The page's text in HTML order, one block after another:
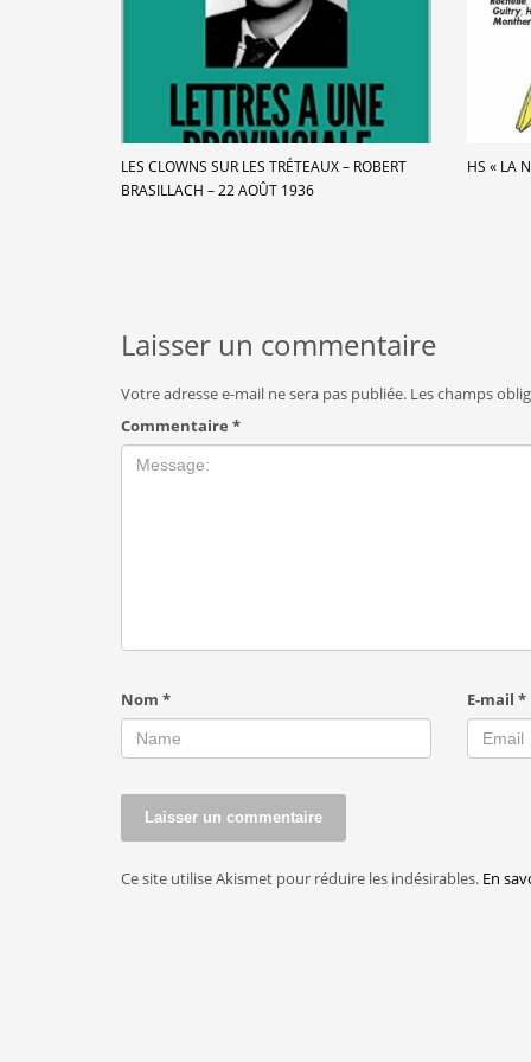
LES CLOWNS SUR LES TRÉTEAUX – ROBERT
BRASILLACH – 22 AOÛT 1936
HS « LA
Laisser un commentaire
Votre adresse e-mail ne sera pas publiée. Les champs
Commentaire *
Nom * E-mail*
Ce site utilise Akismet pour réduire les indésirables. En